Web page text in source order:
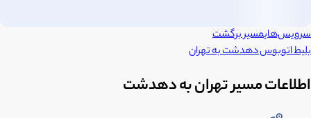
سرویس‌هایمسیر برگشت
بلیط اتوبوسدهدشتبهتهران
اطلاعات مسیر تهران به دهدشت